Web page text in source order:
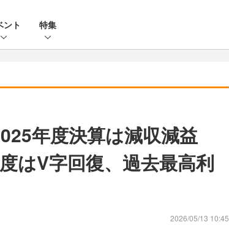
ント 特集
年度決算は減収減益
はV字回復、過去最高利
2026/05/13 10:45